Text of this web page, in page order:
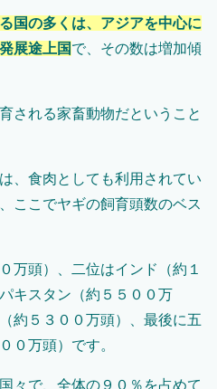
国の多くは、アジアを中心に
展途上国で、その数は増加傾
される家畜動物だということ
、食肉としても利用されてい
ここでヤギの飼育頭数のベス
万頭）、二位はインド（約１
キスタン（約５５００万
約５３００万頭）、最後に五
０万頭）です。
々で、全体の９０％を占めて